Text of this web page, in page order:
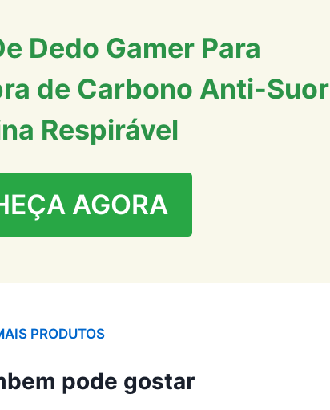
Dedo Gamer Para
de Carbono Anti-Suor
Respirável
AGORA
PRODUTOS
pode gostar